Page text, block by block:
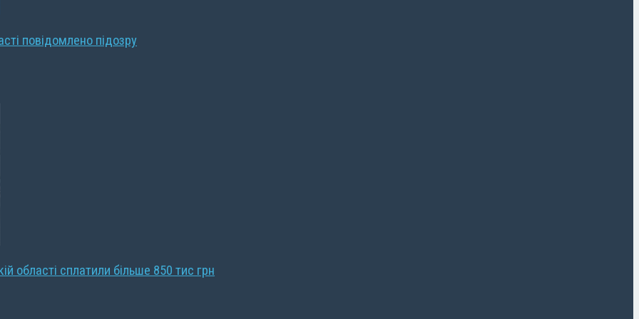
повідомлено підозру
області сплатили більше 850 тис грн